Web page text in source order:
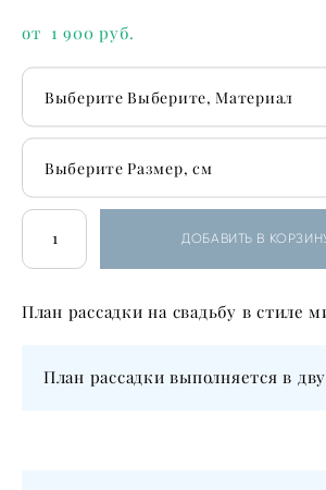
от 1 900 pуб.
Выберите Выберите, Материал
Выберите Размер, см
ДОБАВИТЬ В
План рассадки на свадьбу в стиле
План рассадки выполняется в